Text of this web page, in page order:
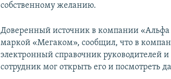
собственному желанию.
Доверенный источник в компании «Альфа
маркой «Мегаком», сообщил, что в
электронный справочник руководителей
сотрудник мог открыть его и посмотреть